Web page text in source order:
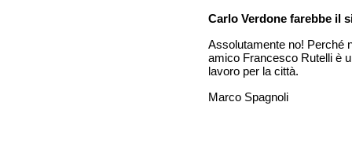
Carlo Verdone farebbe il
Assolutamente no! Perché
amico Francesco Rutelli è
lavoro per la città.
Marco Spagnoli